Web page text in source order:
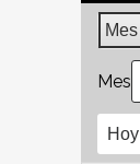
Mes
Mes
Hoy